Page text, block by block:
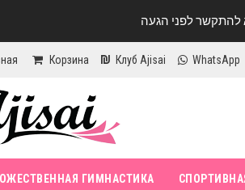
Корзина Клуб Ajisai WhatsApp
ГИМНАСТИКА